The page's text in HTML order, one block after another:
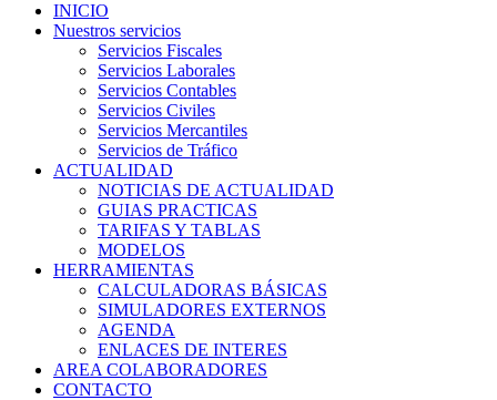
INICIO
Nuestros servicios
Servicios Fiscales
Servicios Laborales
Servicios Contables
Servicios Civiles
Servicios Mercantiles
Servicios de Tráfico
ACTUALIDAD
NOTICIAS DE ACTUALIDAD
GUIAS PRACTICAS
TARIFAS Y TABLAS
MODELOS
HERRAMIENTAS
CALCULADORAS BÁSICAS
SIMULADORES EXTERNOS
AGENDA
ENLACES DE INTERES
AREA COLABORADORES
CONTACTO